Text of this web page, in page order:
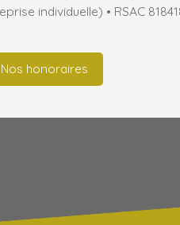
individuelle) • RSAC
Nos honoraires